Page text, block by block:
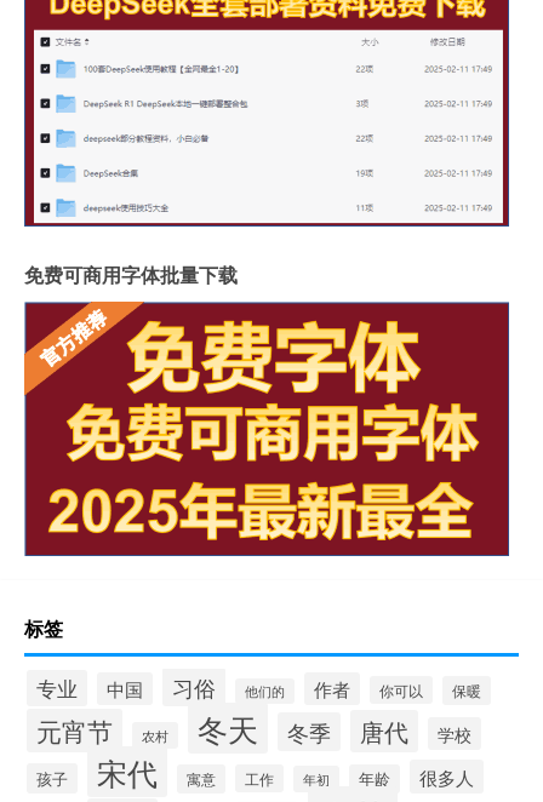
免费可商用字体批量下载
标签
专业 中国 习俗 他们的 作者 你可以 保暖
元宵节 农村 冬天 冬季 唐代 学校
孩子 宋代 寓意 工作 年初 年龄 很多人